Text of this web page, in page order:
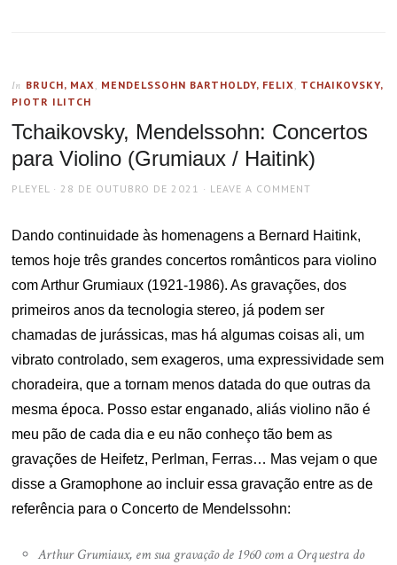
In BRUCH, MAX MENDELSSOHN BARTHOLDY, FELIX
TCHAIKOVSKY,
PIOTR ILITCH
Tchaikovsky, Mendelssohn: Concertos
para Violino (Grumiaux / Haitink)
AUTHOR
PLEYEL
POSTED
28 DE OUTUBRO DE 2021 LEAVE A COMMENT
Dando continuidade às homenagens a Bernard Haitink,
temos hoje três grandes concertos românticos para violino
com Arthur Grumiaux (1921-1986). As gravações, dos
primeiros anos da tecnologia stereo, já podem ser
chamadas de jurássicas, mas há algumas coisas ali, um
vibrato controlado, sem exageros, uma expressividade sem
choradeira, que a tornam menos datada do que outras da
mesma época. Posso estar enganado, aliás violino não é
meu pão de cada dia e eu não conheço tão bem as
gravações de Heifetz, Perlman, Ferras… Mas vejam o que
disse a Gramophone ao incluir essa gravação entre as de
referência para o Concerto de Mendelssohn:
Arthur Grumiaux, em sua gravação de 1960 com a Orquestra do